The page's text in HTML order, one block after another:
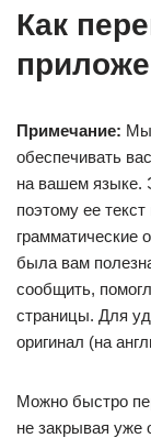
Как
Примечание: Мы
обеспечивать
на вашем языке.
поэтому ее
грамматические
была вам
сообщить,
страницы. Для
оригинал (на
Можно быстро
не закрывая уже